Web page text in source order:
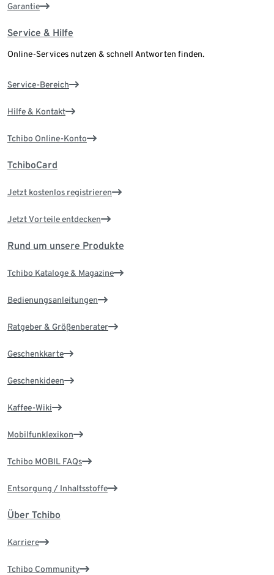
Garantie
Service & Hilfe
Online-Services nutzen & schnell Antworten finden.
Service-Bereich
Hilfe & Kontakt
Tchibo Online-Konto
TchiboCard
Jetzt kostenlos registrieren
Jetzt Vorteile entdecken
Rund um unsere Produkte
Tchibo Kataloge & Magazine
Bedienungsanleitungen
Ratgeber & Größenberater
Geschenkkarte
Geschenkideen
Kaffee-Wiki
Mobilfunklexikon
Tchibo MOBIL FAQs
Entsorgung / Inhaltsstoffe
Über Tchibo
Karriere
Tchibo Community